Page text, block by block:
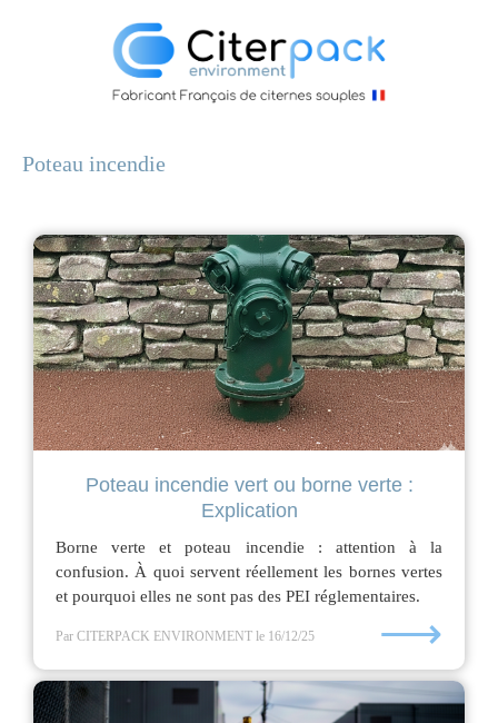
Poteau incendie
Poteau incendie vert ou borne verte :
Explication
Borne verte et poteau incendie : attention à la
confusion. À quoi servent réellement les bornes vertes
et pourquoi elles ne sont pas des PEI réglementaires.
Par CITERPACK ENVIRONMENT le 16/12/25 ⟶